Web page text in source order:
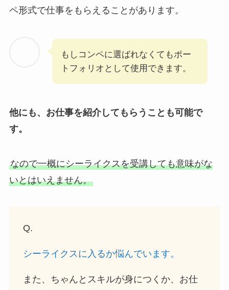
ペ形式で仕事をもらえることがあります。
もしコンペに選ばれなくてもポー
トフォリオとして使用できます。
他にも、お仕事を紹介してもらうことも可能で
す。
なので一概にシーライクスを受講しても意味がな
いとはいえません。
Q.
シーライクスに入るか悩んでいます。
また、ちゃんとスキルが身につくか、お仕